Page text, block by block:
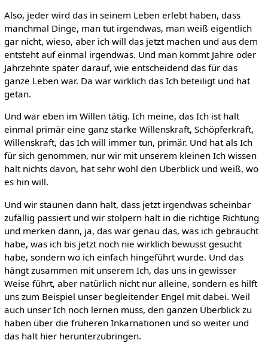
Also, jeder wird das in seinem Leben erlebt haben, dass
manchmal Dinge, man tut irgendwas, man weiß eigentlich
gar nicht, wieso, aber ich will das jetzt machen und aus dem
entsteht auf einmal irgendwas. Und man kommt Jahre oder
Jahrzehnte später darauf, wie entscheidend das für das
ganze Leben war. Da war wirklich das Ich beteiligt und hat
getan.
Und war eben im Willen tätig. Ich meine, das Ich ist halt
einmal primär eine ganz starke Willenskraft, Schöpferkraft,
Willenskraft, das Ich will immer tun, primär. Und hat als Ich
für sich genommen, nur wir mit unserem kleinen Ich wissen
halt nichts davon, hat sehr wohl den Überblick und weiß, wo
es hin will.
Und wir staunen dann halt, dass jetzt irgendwas scheinbar
zufällig passiert und wir stolpern halt in die richtige Richtung
und merken dann, ja, das war genau das, was ich gebraucht
habe, was ich bis jetzt noch nie wirklich bewusst gesucht
habe, sondern wo ich einfach hingeführt wurde. Und das
hängt zusammen mit unserem Ich, das uns in gewisser
Weise führt, aber natürlich nicht nur alleine, sondern es hilft
uns zum Beispiel unser begleitender Engel mit dabei. Weil
auch unser Ich noch lernen muss, den ganzen Überblick zu
haben über die früheren Inkarnationen und so weiter und
das halt hier herunterzubringen.